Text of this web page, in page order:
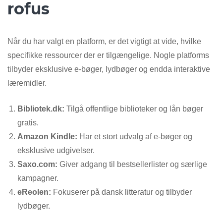
rofus
Når du har valgt en platform, er det vigtigt at vide, hvilke
specifikke ressourcer der er tilgængelige. Nogle platforms
tilbyder eksklusive e-bøger, lydbøger og endda interaktive
læremidler.
Bibliotek.dk: Tilgå offentlige biblioteker og lån bøger
gratis.
Amazon Kindle: Har et stort udvalg af e-bøger og
eksklusive udgivelser.
Saxo.com: Giver adgang til bestsellerlister og særlige
kampagner.
eReolen: Fokuserer på dansk litteratur og tilbyder
lydbøger.